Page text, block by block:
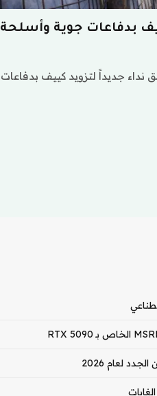
بدفاعات جوية وأسلحة
جديداً لتزويد كييف بدفاعات